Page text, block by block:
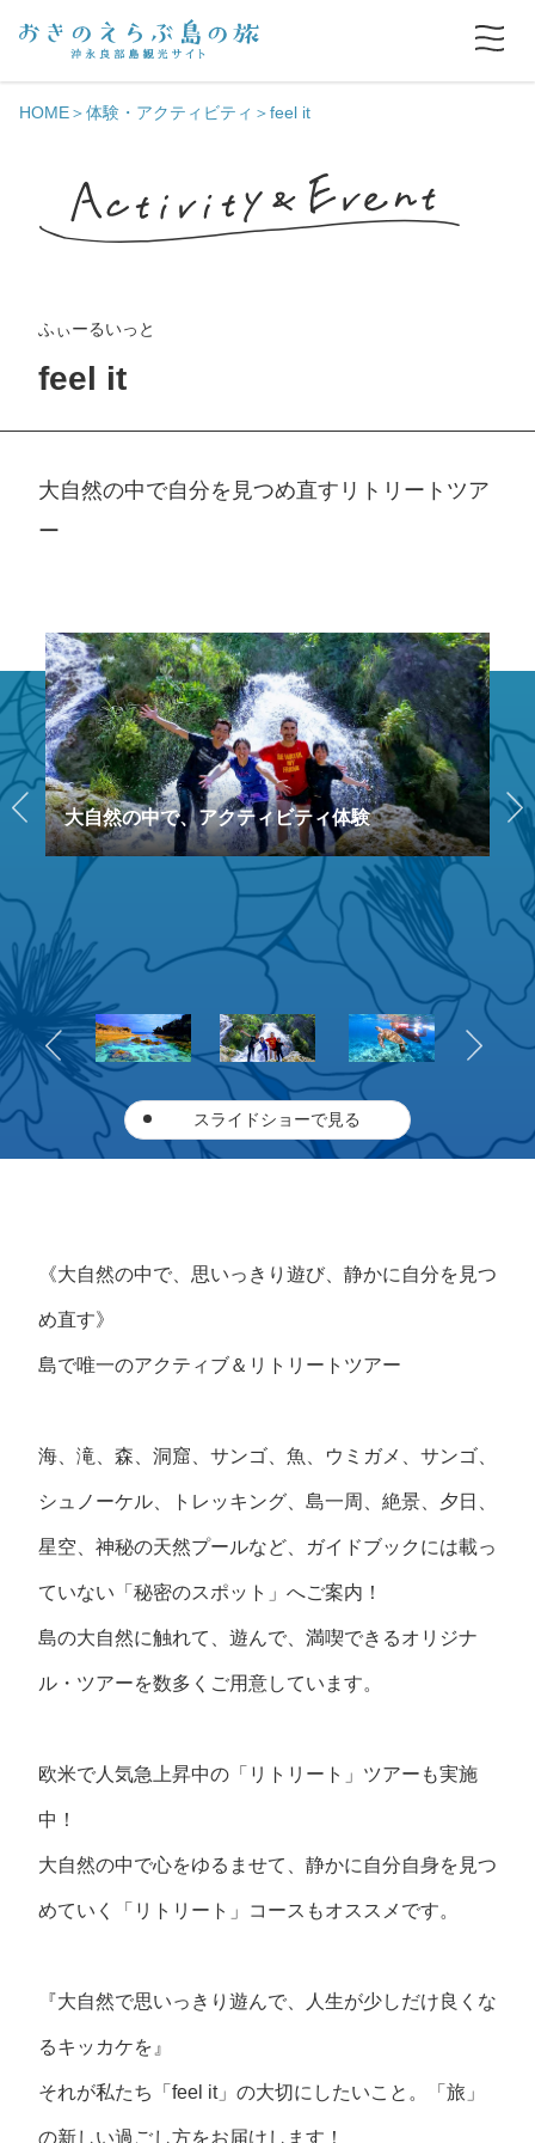
HOME 体験・アクティビティ feel it
ふぃーるいっと
feel it
大自然の中で自分を見つめ直すリトリートツア
ー
大自然の中で、アクティビティ体験
スライドショーで見る
《大自然の中で、思いっきり遊び、静かに自分を見つ
め直す》
島で唯一のアクティブ＆リトリートツアー
海、滝、森、洞窟、サンゴ、魚、ウミガメ、サンゴ、
シュノーケル、トレッキング、島一周、絶景、夕日、
星空、神秘の天然プールなど、ガイドブックには載っ
ていない「秘密のスポット」へご案内！
島の大自然に触れて、遊んで、満喫できるオリジナ
ル・ツアーを数多くご用意しています。
欧米で人気急上昇中の「リトリート」ツアーも実施
中！
大自然の中で心をゆるませて、静かに自分自身を見つ
めていく「リトリート」コースもオススメです。
『大自然で思いっきり遊んで、人生が少しだけ良くな
るキッカケを』
それが私たち「feel it」の大切にしたいこと。「旅」
の新しい過ごし方をお届けします！